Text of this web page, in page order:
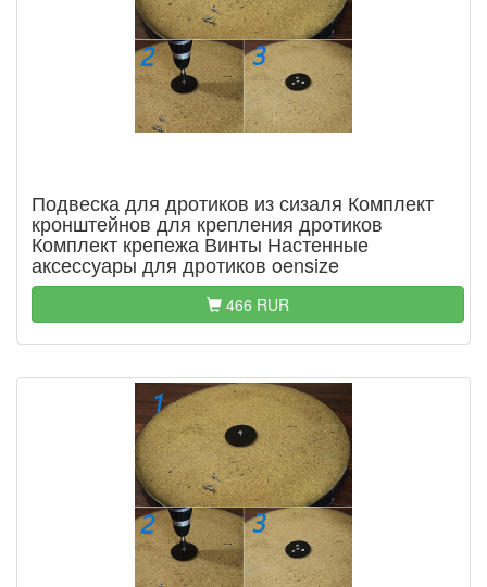
Подвеска для дротиков из сизаля Комплект
кронштейнов для крепления дротиков
Комплект крепежа Винты Настенные
аксессуары для дротиков oensize
466 RUR